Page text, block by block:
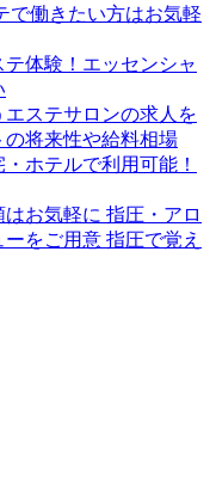
で働きたい方はお気軽
テ体験！エッセンシャ
エステサロンの求人を
将来性や給料相場
ホテルで利用可能！
はお気軽に 指圧・アロ
をご用意 指圧で覚え